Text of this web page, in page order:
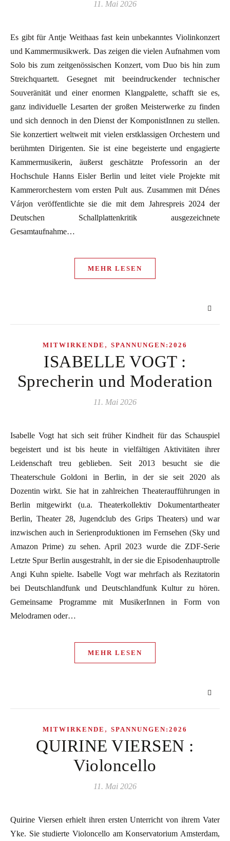
11. Mai 2026
Es gibt für Antje Weithaas fast kein unbekanntes Violinkonzert
und Kammermusikwerk. Das zeigen die vielen Aufnahmen vom
Solo bis zum zeitgenössischen Konzert, vom Duo bis hin zum
Streichquartett. Gesegnet mit beeindruckender technischer
Souveränität und einer enormen Klangpalette, schafft sie es,
ganz individuelle Lesarten der großen Meisterwerke zu finden
und sich dennoch in den Dienst der KomponistInnen zu stellen.
Sie konzertiert weltweit mit vielen erstklassigen Orchestern und
berühmten Dirigenten. Sie ist eine begeisterte und engagierte
Kammermusikerin, äußerst geschätzte Professorin an der
Hochschule Hanns Eisler Berlin und leitet viele Projekte mit
Kammerorchestern vom ersten Pult aus. Zusammen mit Dénes
Várjon veröffentlichte sie die mit dem Jahrespreis 2024 der
Deutschen Schallplattenkritik ausgezeichnete
Gesamtaufnahme…
MEHR LESEN
MITWIRKENDE , SPANNUNGEN:2026
ISABELLE VOGT :
Sprecherin und Moderation
11. Mai 2026
Isabelle Vogt hat sich seit früher Kindheit für das Schauspiel
begeistert und ist bis heute in vielfältigen Aktivitäten ihrer
Leidenschaft treu geblieben. Seit 2013 besucht sie die
Theaterschule Goldoni in Berlin, in der sie seit 2020 als
Dozentin wirkt. Sie hat in zahlreichen Theateraufführungen in
Berlin mitgewirkt (u.a. Theaterkollektiv Dokumentartheater
Berlin, Theater 28, Jugendclub des Grips Theaters) und war
inzwischen auch in Serienproduktionen im Fernsehen (Sky und
Amazon Prime) zu sehen. April 2023 wurde die ZDF-Serie
Letzte Spur Berlin ausgestrahlt, in der sie die Episodenhauptrolle
Angi Kuhn spielte. Isabelle Vogt war mehrfach als Rezitatorin
bei Deutschlandfunk und Deutschlandfunk Kultur zu hören.
Gemeinsame Programme mit MusikerInnen in Form von
Melodramen oder…
MEHR LESEN
MITWIRKENDE , SPANNUNGEN:2026
QUIRINE VIERSEN :
Violoncello
11. Mai 2026
Quirine Viersen erhielt ihren ersten Unterricht von ihrem Vater
Yke. Sie studierte Violoncello am Konservatorium Amsterdam,